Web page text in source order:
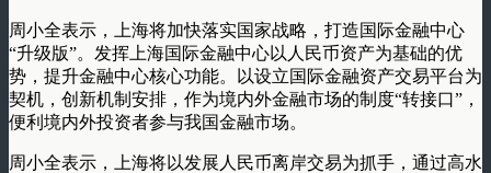
周小全表示，上海将加快落实国家战略，打造国际金融中心
“升级版”。发挥上海国际金融中心以人民币资产为基础的优
势，提升金融中心核心功能。以设立国际金融资产交易平台为
契机，创新机制安排，作为境内外金融市场的制度“转接口”，
便利境内外投资者参与我国金融市场。
周小全表示，上海将以发展人民币离岸交易为抓手，通过高水